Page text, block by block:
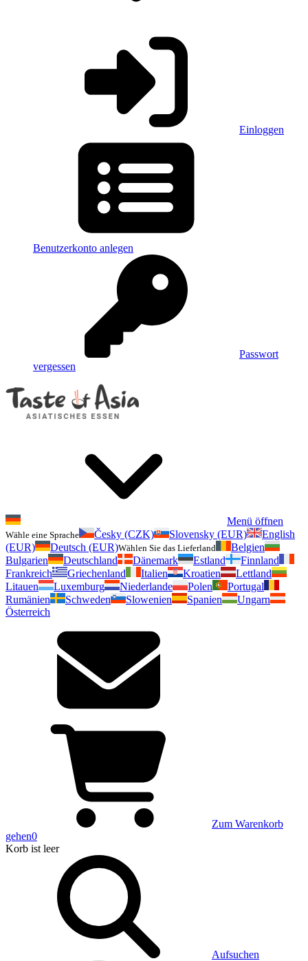
Einloggen
Benutzerkonto anlegen
Passwort
vergessen
Menü öffnen
Wähle eine Sprache Česky (CZK) Slovensky (EUR)
English
(EUR)
Deutsch (EUR)Wählen Sie das Lieferland
Belgien
Bulgarien
Deutschland Dänemark Estland
Finnland
Frankreich
Griechenland Italien Kroatien
Lettland
Litauen
Luxemburg Niederlande Polen
Portugal
Rumänien
Schweden Slowenien Spanien
Ungarn
Österreich
Zum Warenkorb
gehen0
Korb ist leer
Aufsuchen